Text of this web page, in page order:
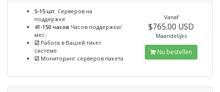
5-15 шт. Серверов на
поддержке
41-150 часов Часов поддержки/
мес.
☑ Работа в Вашей тикет
системе
☑ Мониторинг серверов пакета
Vanaf
$765.00 USD
Maandelijks
Nu bestellen